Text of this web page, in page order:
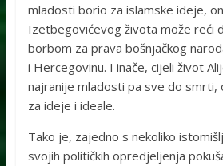
mladosti borio za islamske ideje,
Izetbegovićevog života može reći
borbom za prava bošnjačkog
i Hercegovinu. I inače, cijeli život
najranije mladosti pa sve do smrti,
za ideje i ideale.
Tako je, zajedno s nekoliko
svojih političkih opredjeljenja